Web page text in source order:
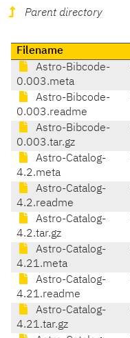
Parent directory
Filename
Astro-Bibcode-
0.003.meta
Astro-Bibcode-
0.003.readme
Astro-Bibcode-
0.003.tar.gz
Astro-Catalog-
4.2.meta
Astro-Catalog-
4.2.readme
Astro-Catalog-
4.2.tar.gz
Astro-Catalog-
4.21.meta
Astro-Catalog-
4.21.readme
Astro-Catalog-
4.21.tar.gz